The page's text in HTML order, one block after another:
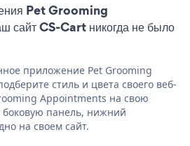
Pet Grooming
CS-Cart никогда не было
приложение Pet Grooming
стиль и цвета своего веб-
Appointments на свою
боковую панель, нижний
на своем сайт.